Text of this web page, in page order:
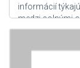
informácií
medzi colnými
spoločného
Zdroj: Colná